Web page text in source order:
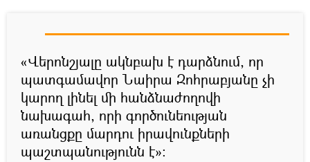
«Վերոնշյալը ակնբախ է դարձնում, որ
պատգամավոր Նաիրա Զոհրաբյանը չի
կարող լինել մի հանձնաժողովի
նախագահ, որի գործունեության
առանցքը մարդու իրավունքների
պաշտպանությունն է»։